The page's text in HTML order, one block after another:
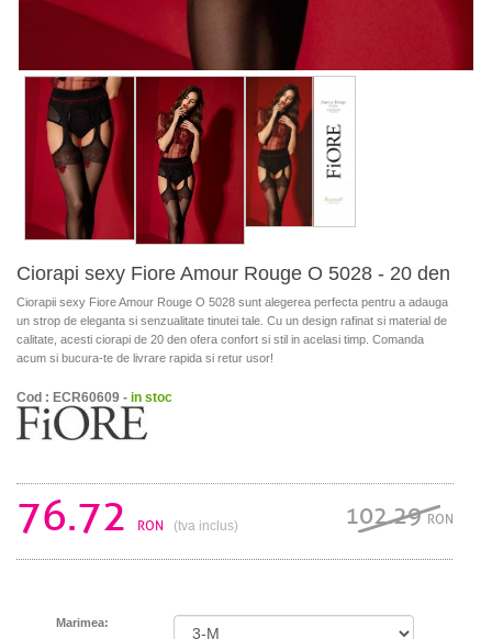
Ciorapi sexy Fiore Amour Rouge O 5028 - 20 den
Ciorapii sexy Fiore Amour Rouge O 5028 sunt alegerea perfecta pentru a adauga
un strop de eleganta si senzualitate tinutei tale. Cu un design rafinat si material de
calitate, acesti ciorapi de 20 den ofera confort si stil in acelasi timp. Comanda
acum si bucura-te de livrare rapida si retur usor!
Cod : ECR60609 - in stoc
76.72 RON (tva inclus) 102.29RON
Marimea: